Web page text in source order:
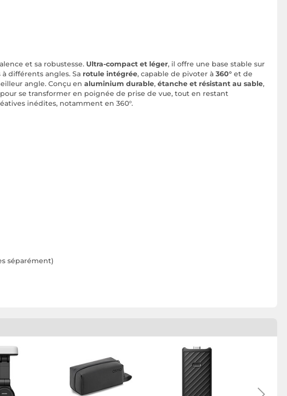
et sa robustesse. Ultra-compact et léger, il offre une base stable sur
différents angles. Sa rotule intégrée, capable de pivoter à 360° et de
angle. Conçu en aluminium durable, étanche et résistant au sable,
se transformer en poignée de prise de vue, tout en restant
inédites, notamment en 360°.
séparément)